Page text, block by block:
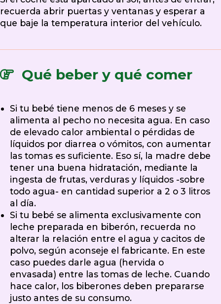
recuerda abrir puertas y ventanas y esperar a
que baje la temperatura interior del vehículo.
Qué beber y qué comer
Si tu bebé tiene menos de 6 meses y se
alimenta al pecho no necesita agua. En caso
de elevado calor ambiental o pérdidas de
líquidos por diarrea o vómitos, con aumentar
las tomas es suficiente. Eso sí, la madre debe
tener una buena hidratación, mediante la
ingesta de frutas, verduras y líquidos -sobre
todo agua- en cantidad superior a 2 o 3 litros
al día.
Si tu bebé se alimenta exclusivamente con
leche preparada en biberón, recuerda no
alterar la relación entre el agua y cacitos de
polvo, según aconseje el fabricante. En este
caso puedes darle agua (hervida o
envasada) entre las tomas de leche. Cuando
hace calor, los biberones deben prepararse
justo antes de su consumo.